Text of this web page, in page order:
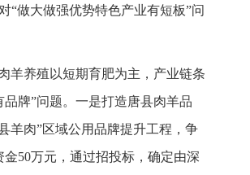
对“做大做强优势特色产业有短板”问
羊养殖以短期育肥为主，产业链条
品牌”问题。一是打造唐县肉羊品
羊肉”区域公用品牌提升工程，争
金50万元，通过招投标，确定由深